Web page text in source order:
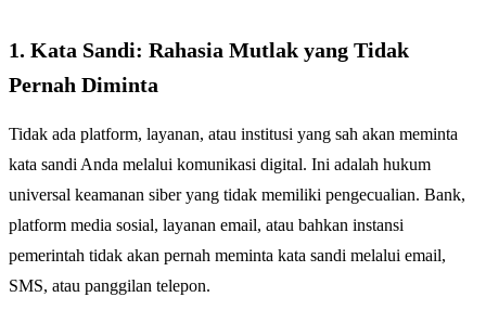
1. Kata Sandi: Rahasia Mutlak yang Tidak
Pernah Diminta
Tidak ada platform, layanan, atau institusi yang sah akan meminta
kata sandi Anda melalui komunikasi digital. Ini adalah hukum
universal keamanan siber yang tidak memiliki pengecualian. Bank,
platform media sosial, layanan email, atau bahkan instansi
pemerintah tidak akan pernah meminta kata sandi melalui email,
SMS, atau panggilan telepon.